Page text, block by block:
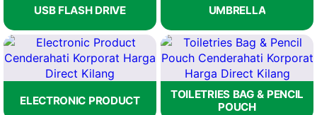
USB FLASH DRIVE UMBRELLA
ELECTRONIC PRODUCT
TOILETRIES BAG & PENCIL
POUCH